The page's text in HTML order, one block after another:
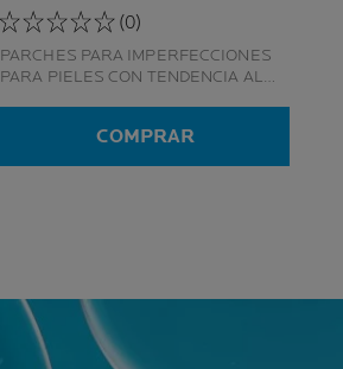
(0)
PARCHES PARA IMPERFECCIONES
PARA PIELES CON TENDENCIA AL
COMPRAR